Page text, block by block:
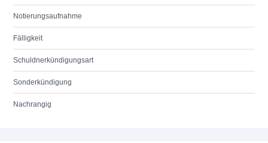
Notierungsaufnahme
Fälligkeit
Schuldnerkündigungsart
Sonderkündigung
Nachrangig